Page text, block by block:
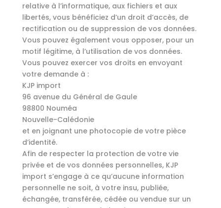
relative à l’informatique, aux fichiers et aux
libertés, vous bénéficiez d’un droit d’accès, de
rectification ou de suppression de vos données.
Vous pouvez également vous opposer, pour un
motif légitime, à l’utilisation de vos données.
Vous pouvez exercer vos droits en envoyant
votre demande à :
KJP import
96 avenue du Général de Gaule
98800 Nouméa
Nouvelle-Calédonie
et en joignant une photocopie de votre pièce
d’identité.
Afin de respecter la protection de votre vie
privée et de vos données personnelles, KJP
import s’engage à ce qu’aucune information
personnelle ne soit, à votre insu, publiée,
échangée, transférée, cédée ou vendue sur un